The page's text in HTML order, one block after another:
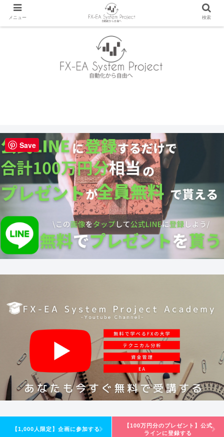
【1,000人限定】企画に参加する
【100万円分のプレゼント】公式
ラインに登録する
メニュー 検索
Save